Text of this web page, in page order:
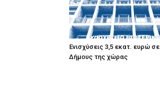
Ενισχύσεις 3,5 εκατ. ευρώ σε
Δήμους της χώρας